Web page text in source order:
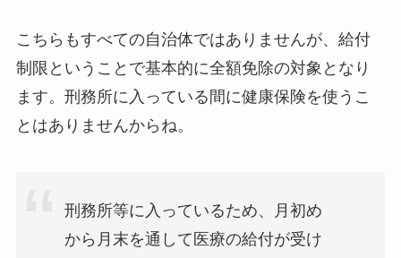
こちらもすべての自治体ではありませんが、給付
制限ということで基本的に全額免除の対象となり
ます。刑務所に入っている間に健康保険を使うこ
とはありませんからね。
刑務所等に入っているため、月初め
から月末を通して医療の給付が受け